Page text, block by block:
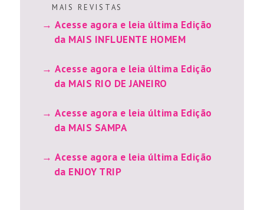
M A I S R E V I S T A S
Acesse agora e leia última Edição
da MAIS INFLUENTE HOMEM
Acesse agora e leia última Edição
da MAIS RIO DE JANEIRO
Acesse agora e leia última Edição
da MAIS SAMPA
Acesse agora e leia última Edição
da ENJOY TRIP